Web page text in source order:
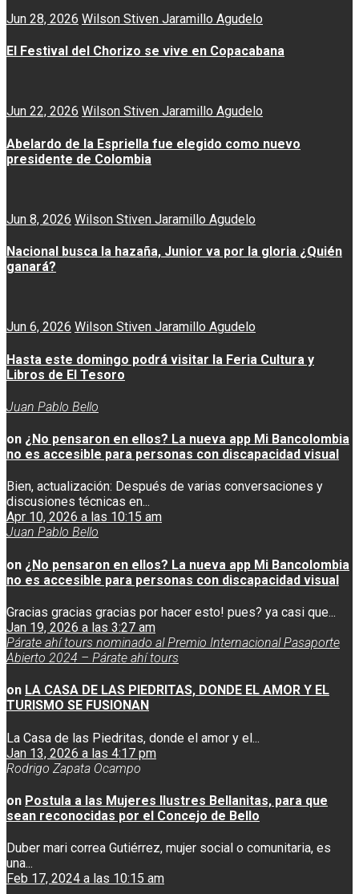
Jun 28, 2026 Wilson Stiven Jaramillo Agudelo
El Festival del Chorizo se vive en Copacabana
Jun 22, 2026 Wilson Stiven Jaramillo Agudelo
Abelardo de la Espriella fue elegido como nuevo
presidente de Colombia
Jun 8, 2026 Wilson Stiven Jaramillo Agudelo
Nacional busca la hazaña, Junior va por la gloria ¿Quién
ganará?
Jun 6, 2026 Wilson Stiven Jaramillo Agudelo
Hasta este domingo podrá visitar la Feria Cultura y
Libros de El Tesoro
Juan Pablo Bello
on ¿No pensaron en ellos? La nueva app Mi Bancolombia
no es accesible para personas con discapacidad visual
Bien, actualización: Después de varias conversaciones y
discusiones técnicas en...
Apr 10, 2026 a las 10:15 am
Juan Pablo Bello
on ¿No pensaron en ellos? La nueva app Mi Bancolombia
no es accesible para personas con discapacidad visual
Gracias gracias gracias por hacer esto! pues? ya casi que...
Jan 19, 2026 a las 3:27 am
Párate ahí tours nominado al Premio Internacional Pasaporte
Abierto 2024 – Párate ahí tours
on LA CASA DE LAS PIEDRITAS, DONDE EL AMOR Y EL
TURISMO SE FUSIONAN
La Casa de las Piedritas, donde el amor y el...
Jan 13, 2026 a las 4:17 pm
Rodrigo Zapata Ocampo
on Postula a las Mujeres Ilustres Bellanitas, para que
sean reconocidas por el Concejo de Bello
Duber mari correa Gutiérrez, mujer social o comunitaria, es
una...
Feb 17, 2024 a las 10:15 am